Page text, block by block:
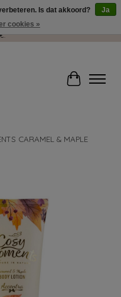
in! Duid dit zeker aan in je
CARAMEL & MAPLE
Is dat akkoord?
Ja
cookies »